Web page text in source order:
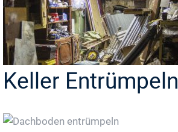
Keller Entrümpeln